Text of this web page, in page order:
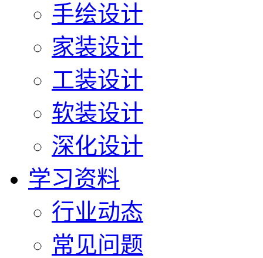
手绘设计
家装设计
工装设计
软装设计
深化设计
学习资料
行业动态
常见问题